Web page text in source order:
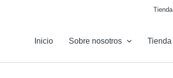
Tienda
Inicio Sobre nosotros Tienda
desde
11–
cm